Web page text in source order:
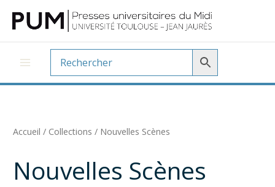
contenu
Accueil / Collections / Nouvelles Scènes
Nouvelles Scènes